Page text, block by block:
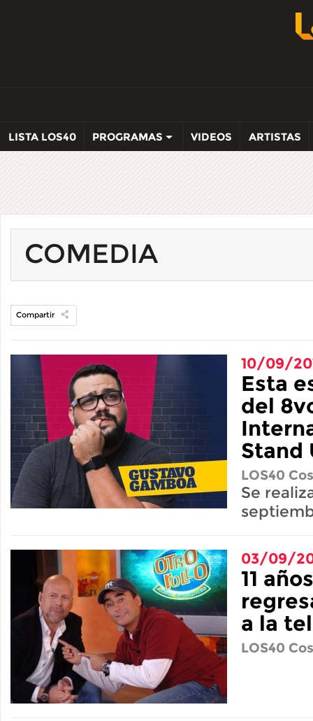
LISTA LOS40 PROGRAMAS VIDEOS ARTISTAS
COMEDIA
Compartir
10/09/
Esta
del
Stand
LOS40
Se
03/09/
11
a la
LOS40